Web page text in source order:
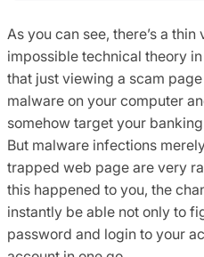
As you can see, there’s a
impossible technical theory
that just viewing a scam
malware on your computer
somehow target your
But malware infections
trapped web page are very
this happened to you, the
instantly be able not only to
password and login to your